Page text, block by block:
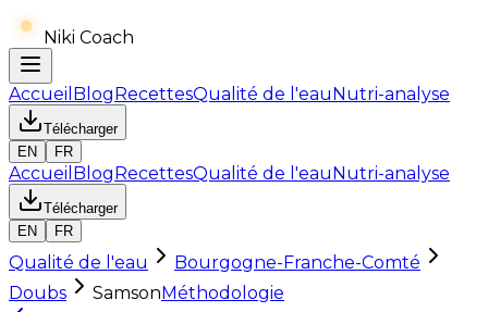
Niki Coach
Accueil BlogRecettesQualité de l'eauNutri-analyse
Télécharger
EN
FR
Accueil BlogRecettesQualité de l'eauNutri-analyse
Télécharger
EN
FR
Qualité de l'eau
Bourgogne-Franche-Comté
Doubs
SamsonMéthodologie